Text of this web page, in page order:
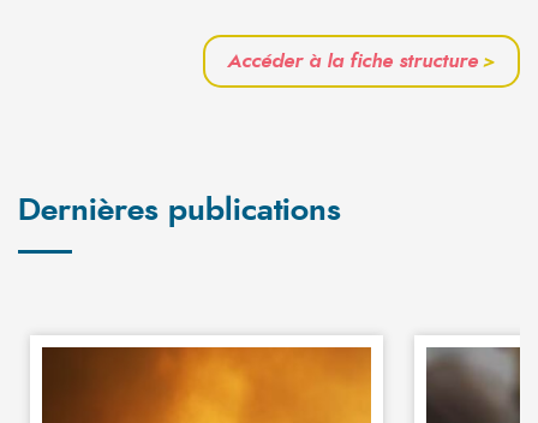
Accéder à la fiche structure>
Dernières publications